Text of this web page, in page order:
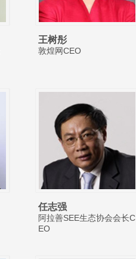
王树彤
敦煌网CEO
任志强
阿拉善SEE生态协会会长C
EO